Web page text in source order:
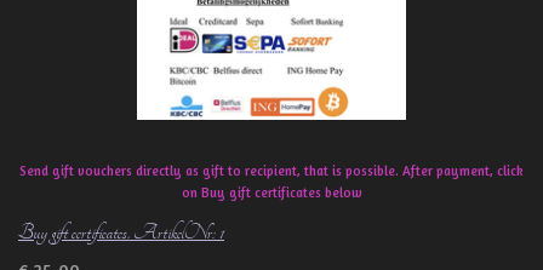
Send gift vouchers directly as gift to recipient, that is possible. After payment, click
on Buy gift certificates below
Buy gift certificates. ArtikelNr: 1